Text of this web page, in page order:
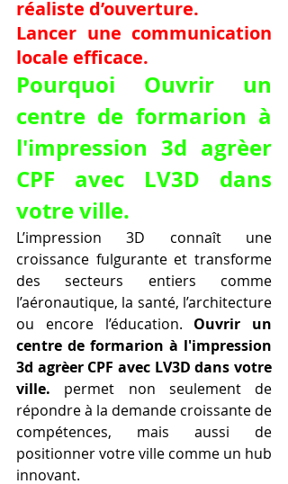
réaliste d’ouverture.
Lancer une communication
locale efficace.
Pourquoi Ouvrir un
centre de formarion à
l'impression 3d agrèer
CPF avec LV3D dans
votre ville.
L’impression 3D connaît une
croissance fulgurante et transforme
des secteurs entiers comme
l’aéronautique, la santé, l’architecture
ou encore l’éducation. Ouvrir un
centre de formarion à l'impression
3d agrèer CPF avec LV3D dans votre
ville. permet non seulement de
répondre à la demande croissante de
compétences, mais aussi de
positionner votre ville comme un hub
innovant.